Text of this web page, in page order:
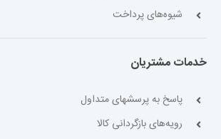
شیوه‌های پرداخت
خدمات مشتریان
پاسخ به پرسشهای متداول
رویه‌های بازگردانی کالا